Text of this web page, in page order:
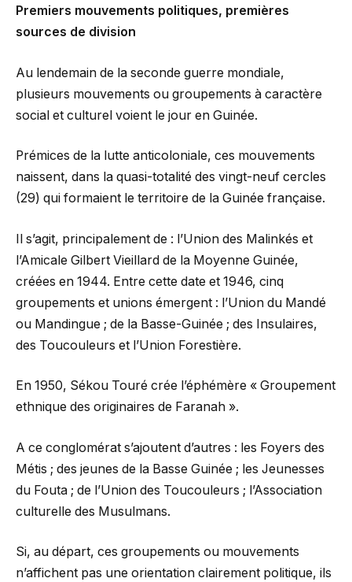
Premiers mouvements politiques, premières
sources de division
Au lendemain de la seconde guerre mondiale,
plusieurs mouvements ou groupements à caractère
social et culturel voient le jour en Guinée.
Prémices de la lutte anticoloniale, ces mouvements
naissent, dans la quasi-totalité des vingt-neuf cercles
(29) qui formaient le territoire de la Guinée française.
Il s’agit, principalement de : l’Union des Malinkés et
l’Amicale Gilbert Vieillard de la Moyenne Guinée,
créées en 1944. Entre cette date et 1946, cinq
groupements et unions émergent : l’Union du Mandé
ou Mandingue ; de la Basse-Guinée ; des Insulaires,
des Toucouleurs et l’Union Forestière.
En 1950, Sékou Touré crée l’éphémère « Groupement
ethnique des originaires de Faranah ».
A ce conglomérat s’ajoutent d’autres : les Foyers des
Métis ; des jeunes de la Basse Guinée ; les Jeunesses
du Fouta ; de l’Union des Toucouleurs ; l’Association
culturelle des Musulmans.
Si, au départ, ces groupements ou mouvements
n’affichent pas une orientation clairement politique, ils